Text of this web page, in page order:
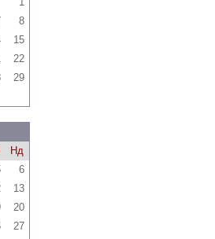
8
15
22
29
Нд
6
13
20
27